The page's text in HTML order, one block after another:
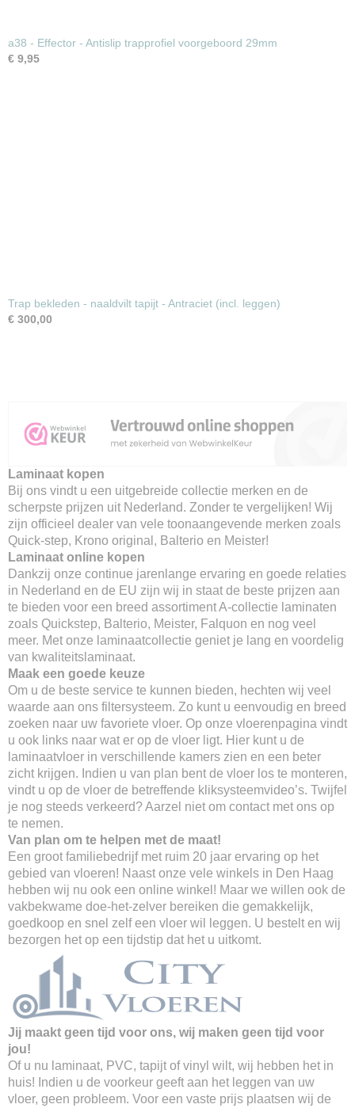
a38 - Effector - Antislip trapprofiel voorgeboord 29mm
€ 9,95
Trap bekleden - naaldvilt tapijt - Antraciet (incl. leggen)
€ 300,00
Laminaat kopen
Bij ons vindt u een uitgebreide collectie merken en de
scherpste prijzen uit Nederland. Zonder te vergelijken! Wij
zijn officieel dealer van vele toonaangevende merken zoals
Quick-step, Krono original, Balterio en Meister!
Laminaat online kopen
Dankzij onze continue jarenlange ervaring en goede relaties
in Nederland en de EU zijn wij in staat de beste prijzen aan
te bieden voor een breed assortiment A-collectie laminaten
zoals Quickstep, Balterio, Meister, Falquon en nog veel
meer. Met onze laminaatcollectie geniet je lang en voordelig
van kwaliteitslaminaat.
Maak een goede keuze
Om u de beste service te kunnen bieden, hechten wij veel
waarde aan ons filtersysteem. Zo kunt u eenvoudig en breed
zoeken naar uw favoriete vloer. Op onze vloerenpagina vindt
u ook links naar wat er op de vloer ligt. Hier kunt u de
laminaatvloer in verschillende kamers zien en een beter
zicht krijgen. Indien u van plan bent de vloer los te monteren,
vindt u op de vloer de betreffende kliksysteemvideo’s. Twijfel
je nog steeds verkeerd? Aarzel niet om contact met ons op
te nemen.
Van plan om te helpen met de maat!
Een groot familiebedrijf met ruim 20 jaar ervaring op het
gebied van vloeren! Naast onze vele winkels in Den Haag
hebben wij nu ook een online winkel! Maar we willen ook de
vakbekwame doe-het-zelver bereiken die gemakkelijk,
goedkoop en snel zelf een vloer wil leggen. U bestelt en wij
bezorgen het op een tijdstip dat het u uitkomt.
Jij maakt geen tijd voor ons, wij maken geen tijd voor
jou!
Of u nu laminaat, PVC, tapijt of vinyl wilt, wij hebben het in
huis! Indien u de voorkeur geeft aan het leggen van uw
vloer, geen probleem. Voor een vaste prijs plaatsen wij de